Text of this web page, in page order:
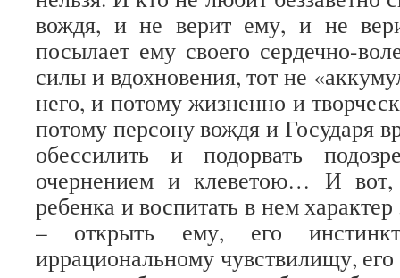
вождя, и не верит ему, и не
посылает ему своего сердечно-
силы и вдохновения, тот не
него, и потому жизненно и
потому персону вождя и Государя
обессилить и подорвать
очернением и клеветою… И вот,
ребенка и воспитать в нем
– открыть ему, его
иррациональному чувствилищу, его